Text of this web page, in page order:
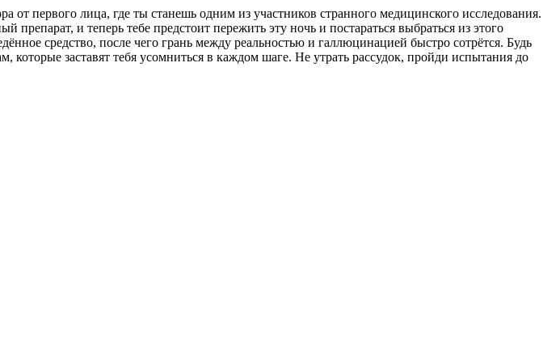
первого лица, где ты станешь одним из участников странного медицинского исследования.
и теперь тебе предстоит пережить эту ночь и постараться выбраться из этого
средство, после чего грань между реальностью и галлюцинацией быстро сотрётся. Будь
заставят тебя усомниться в каждом шаге. Не утрать рассудок, пройди испытания до